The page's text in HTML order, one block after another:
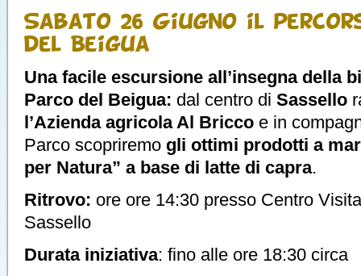
Sabato 26 Giugno il
del Beigua
Una facile escursione all’insegna della
Parco del Beigua: dal centro di Sassello
l’Azienda agricola Al Bricco e in
Parco scopriremo gli ottimi prodotti a
per Natura” a base di latte di capra.
Ritrovo: ore ore 14:30 presso Centro
Sassello
Durata iniziativa: fino alle ore 18:30 circa